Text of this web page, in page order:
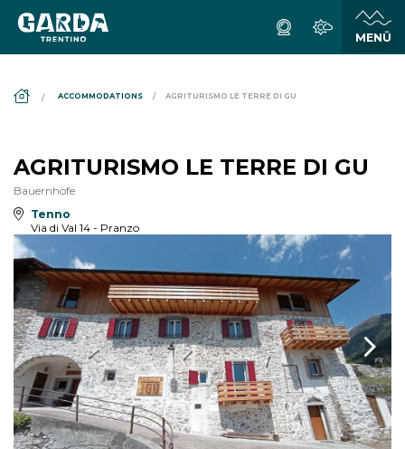
ACCOMMODATIONS AGRITURISMO LE TERRE DI GU
AGRITURISMO LE TERRE DI GU
Bauernhöfe
Tenno
Via di Val 14 - Pranzo